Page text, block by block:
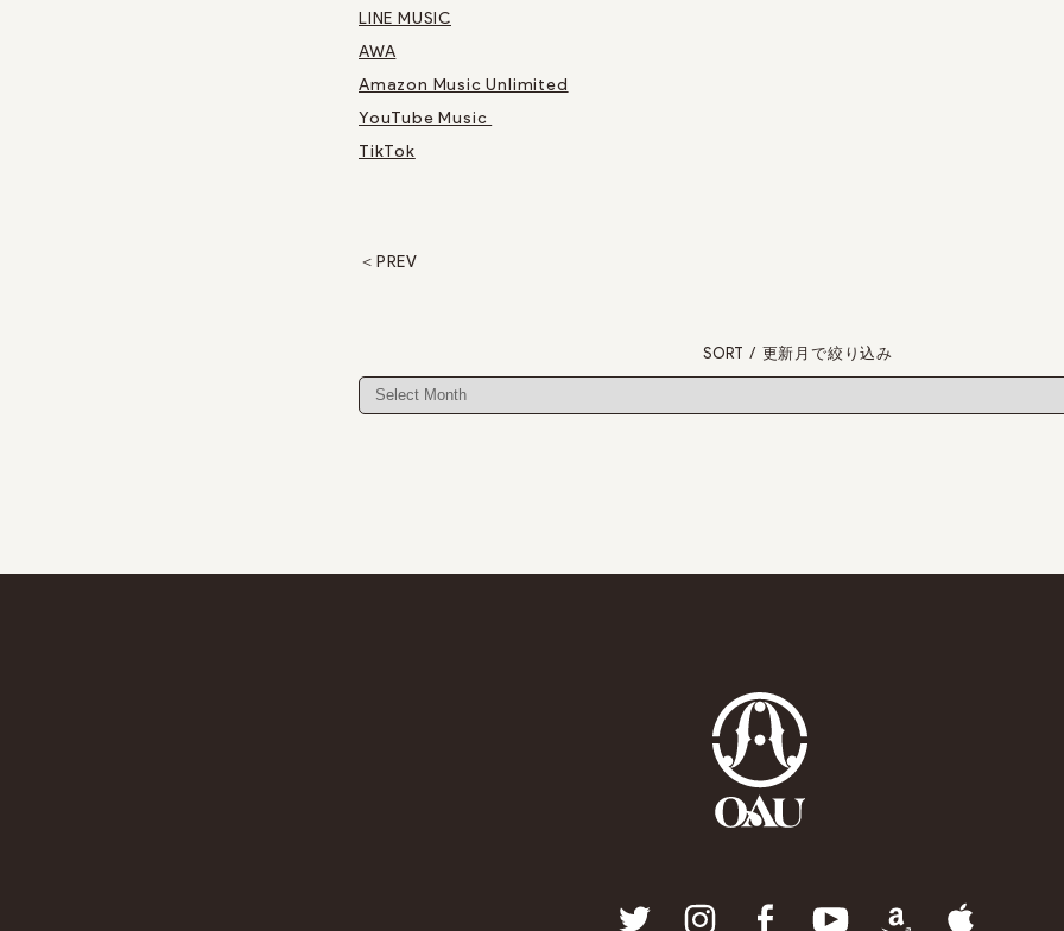
LINE MUSIC
AWA
Amazon Music Unlimited
YouTube Music
TikTok
PREV
SORT / 更新月で絞り込み